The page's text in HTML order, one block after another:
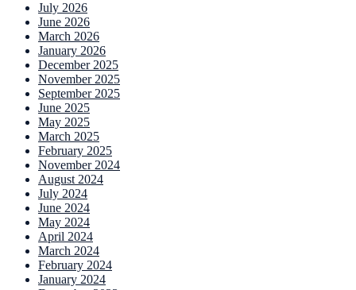
July 2026
June 2026
March 2026
January 2026
December 2025
November 2025
September 2025
June 2025
May 2025
March 2025
February 2025
November 2024
August 2024
July 2024
June 2024
May 2024
April 2024
March 2024
February 2024
January 2024